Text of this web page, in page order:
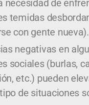
necesidad de
temidas
con gente nueva).
negativas en
sociales (burlas,
etc.) pueden
de situaciones